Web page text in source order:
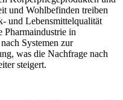
und Wohlbefinden treiben
und Lebensmittelqualität
Pharmaindustrie in
Systemen zur
was die Nachfrage nach
steigert.